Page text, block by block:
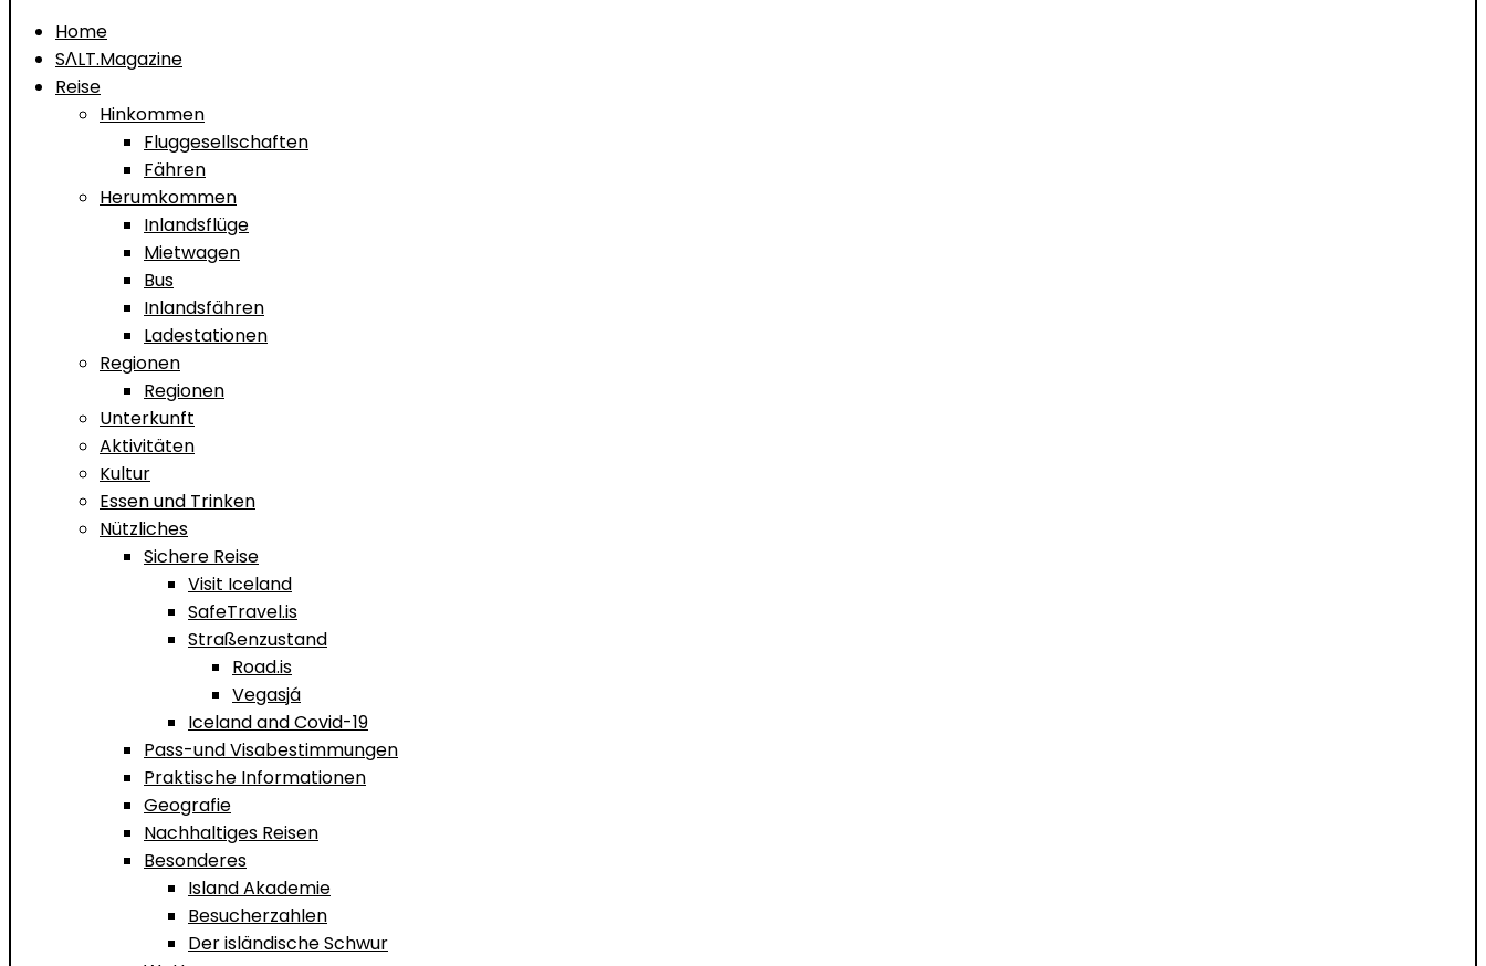
Home
SΛLT.Magazine
Reise
Hinkommen
Fluggesellschaften
Fähren
Herumkommen
Inlandsflüge
Mietwagen
Bus
Inlandsfähren
Ladestationen
Regionen
Regionen
Unterkunft
Aktivitäten
Kultur
Essen und Trinken
Nützliches
Sichere Reise
Visit Iceland
SafeTravel.is
Straßenzustand
Road.is
Vegasjá
Iceland and Covid-19
Pass-und Visabestimmungen
Praktische Informationen
Geografie
Nachhaltiges Reisen
Besonderes
Island Akademie
Besucherzahlen
Der isländische Schwur